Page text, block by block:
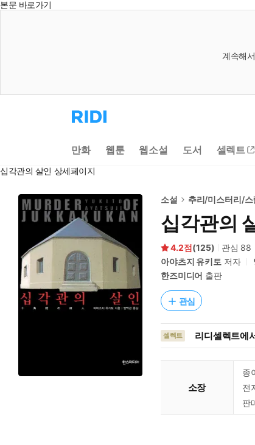
본문 바로가기
계속해
리
디
으
로
동
만화 웹툰 웹소설 도서 셀렉트
십각관의 살인 상세페이지
소설 추리/미스터리/스
십각관의
4.2 (125) 관심 88
아야츠지 유키토 저자
한즈미디어 출판
관심
셀렉트 리디셀렉트에
소장
종
전
판